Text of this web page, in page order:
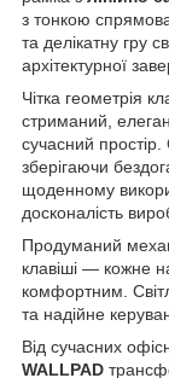
з тонкою
та делікатну гру
архітектурної
Чітка геометрія
стриманий,
сучасний простір.
зберігаючи
щоденному
досконалість
Продуманий
клавіші — кожне
комфортним.
та надійне
Від сучасних
WALLPAD